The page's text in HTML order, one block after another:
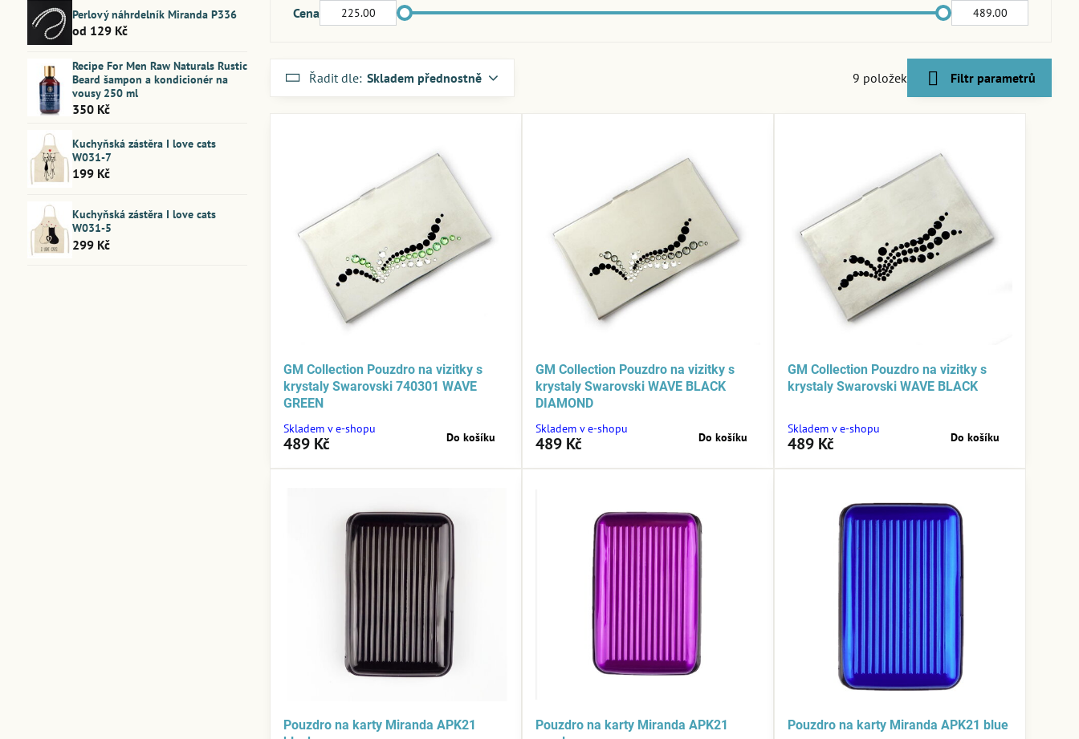
Řadit dle: Skladem přednostně 9 položek Filtr parametrů
GM Collection Pouzdro na vizitky s
krystaly Swarovski 740301 WAVE
GREEN
Skladem v e-shopu
489 Kč Do košíku
GM Collection Pouzdro na vizitky s
krystaly Swarovski WAVE BLACK
DIAMOND
Skladem v e-shopu
489 Kč Do košíku
GM Collection Pouzdro na vizitky s
krystaly Swarovski WAVE BLACK
Skladem v e-shopu
489 Kč Do košíku
Pouzdro na karty Miranda APK21
Pouzdro na karty Miranda APK21
Pouzdro na karty Miranda APK21 blue
Cena Do:
Perlový náhrdelník Miranda P336
od 129 Kč
Recipe For Men Raw Naturals Rustic
Beard šampon a kondicionér na
vousy 250 ml
350 Kč
Kuchyňská zástěra I love cats
W031-7
199 Kč
Kuchyňská zástěra I love cats
W031-5
299 Kč